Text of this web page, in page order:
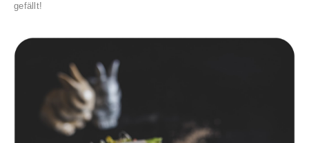
gefällt!